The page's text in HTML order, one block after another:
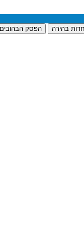
הפסק הבהובים פונט קריא